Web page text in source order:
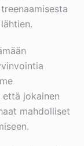
että jokainen
mahdolliset